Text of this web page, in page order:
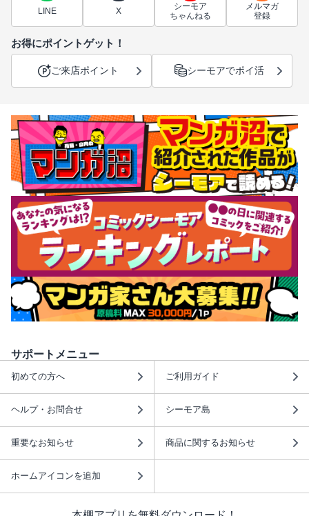
LINE X
シーモア
ちゃんねる
メルマガ
登録
お得にポイントゲット！
ご来店ポイント シーモアでポイ活
サポートメニュー
初めての方へ ご利用ガイド
ヘルプ・お問合せ シーモア島
重要なお知らせ 商品に関するお知らせ
ホームアイコンを追加